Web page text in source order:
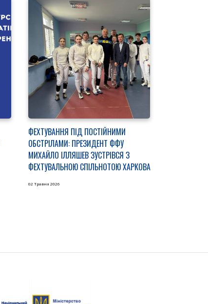
ФЕХТУВАННЯ ПІД ПОСТІЙНИМИ
ОБСТРІЛАМИ: ПРЕЗИДЕНТ ФФУ
МИХАЙЛО ІЛЛЯШЕВ ЗУСТРІВСЯ З
ФЕХТУВАЛЬНОЮ СПІЛЬНОТОЮ ХАРКОВА
02 Травня 2026